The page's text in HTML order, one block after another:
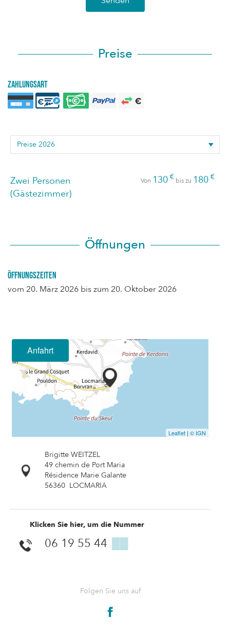
Preise
Zahlungsart
Zwei Personen
(Gästezimmer)
Von 130 € bis zu 180 €
Öffnungen
Öffnungszeiten
vom 20. März 2026 bis zum 20. Oktober 2026
Anfahrt
Leaflet | © IGN
Brigitte WEITZEL
49 chemin de Port Maria
Résidence Marie Galante
56360 LOCMARIA
Klicken Sie hier, um die Nummer
06 19 55 44 ▒▒
Folgen Sie uns auf